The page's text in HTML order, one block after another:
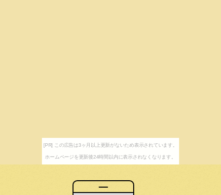
[PR] この広告は3ヶ月以上更新がないため表示されています。
ホームページを更新後24時間以内に表示されなくなります。